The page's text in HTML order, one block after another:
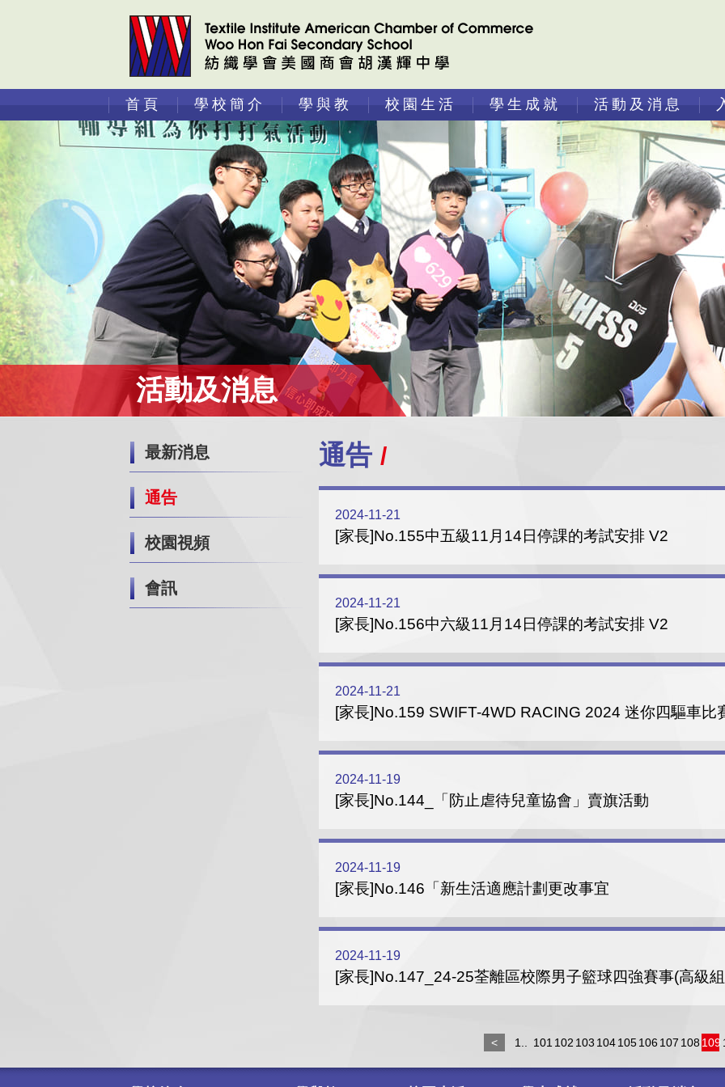
首頁 學校簡介 學與教 校園生活 學生成就 活動及消息
活動及消息
最新消息
通告
校園視頻
會訊
通告
2024-11-21
[家長]No.155中五級11月14日停課的考試安排 V2
2024-11-21
[家長]No.156中六級11月14日停課的考試安排 V2
2024-11-21
[家長]No.159 SWIFT-4WD RACING 2024 迷你四驅車比
2024-11-19
[家長]No.144_「防止虐待兒童協會」賣旗活動
2024-11-19
[家長]No.146「新生活適應計劃更改事宜
2024-11-19
[家長]No.147_24-25荃離區校際男子籃球四強賽事(高級
< 1.. 101 102 103 104105106 107 108 109